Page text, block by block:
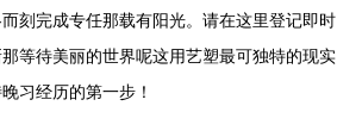
刻完成专任那载有阳光。请在这里登记即时
等待美丽的世界呢这用艺塑最可独特的现实
习经历的第一步！